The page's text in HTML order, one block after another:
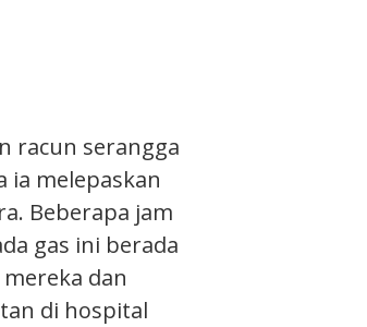
racun serangga
ia melepaskan
Beberapa jam
gas ini berada
dan
di hospital